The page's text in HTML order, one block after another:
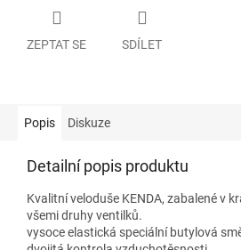
ZEPTAT SE SDÍLET
Popis Diskuze
Detailní popis produktu
Kvalitní veloduše KENDA, zabalené v
všemi druhy ventilků.
vysoce elastická speciální butylová